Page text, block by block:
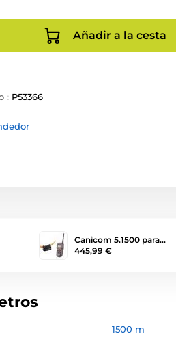
Añadir a la cesta
: P53366
Canicom 5.1500 para…
445,99 €
1500 m